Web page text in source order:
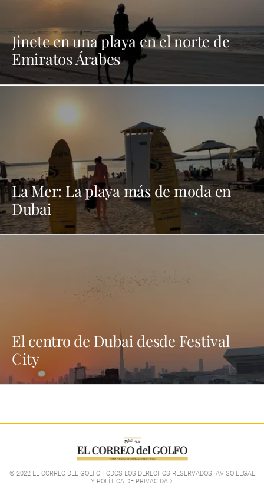
Jinete en una playa en el norte de
Emiratos Árabes
La Mer: La playa más de moda en
Dubai
El centro de Dubai desde Festival
City
© 2022 EL CORREO DEL GOLFO TODOS LOS DERECHOS RESERVADOS. AVISO LEGAL
Y POLÍTICA DE PRIVACIDAD.